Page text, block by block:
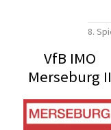
8.
VfB IMO
Merseburg II